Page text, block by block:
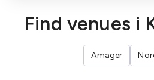
Find venues i
Amager